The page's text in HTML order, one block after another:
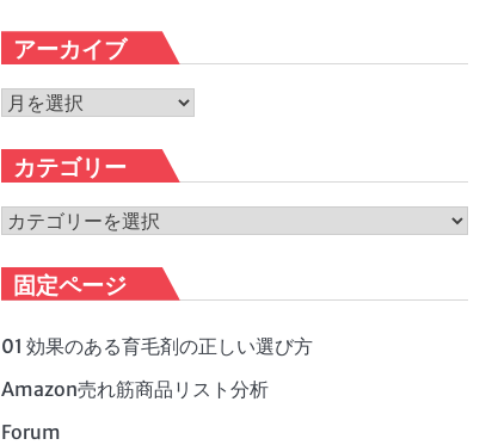
アーカイブ
ア
カ
イ
ブ
カテゴリー
カ
ゴ
リ
ー
固定ページ
01 効果のある育毛剤の正しい選び方
Amazon売れ筋商品リスト分析
Forum